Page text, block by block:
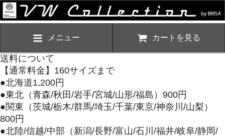
メニュー カートを見る
送料について
【通常料金】160サイズまで
●北海道1,200円
●東北（青森/秋田/岩手/宮城/山形/福島）900円
●関東（茨城/栃木/群馬/埼玉/千葉/東京/神奈川/山梨）
800円
●北陸/信越/中部（新潟/長野/富山/石川/福井/岐阜/静岡/